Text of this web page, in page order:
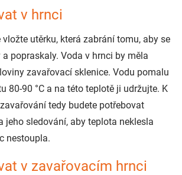
v hrnci
vložte utěrku, která zabrání tomu, aby se
popraskaly. Voda v hrnci by měla
zavařovací sklenice. Vodu pomalu
80-90 °C a na této teplotě ji udržujte. K
tedy budete potřebovat
jeho sledování, aby teplota neklesla
nestoupla.
v zavařovacím hrnci